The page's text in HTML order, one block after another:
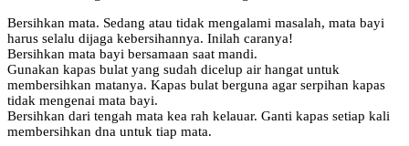
Bersihkan mata. Sedang atau tidak mengalami masalah, mata bayi
harus selalu dijaga kebersihannya. Inilah caranya!
Bersihkan mata bayi bersamaan saat mandi.
Gunakan kapas bulat yang sudah dicelup air hangat untuk
membersihkan matanya. Kapas bulat berguna agar serpihan kapas
tidak mengenai mata bayi.
Bersihkan dari tengah mata kea rah kelauar. Ganti kapas setiap kali
membersihkan dna untuk tiap mata.